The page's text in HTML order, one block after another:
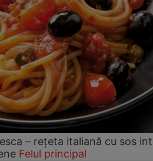
– rețeta italiană cu sos
Felul principal